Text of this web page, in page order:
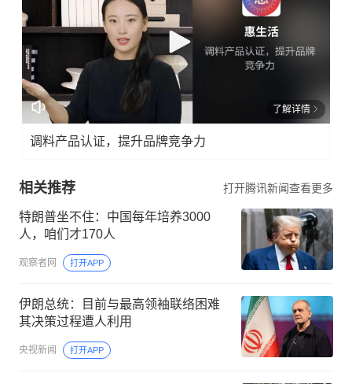
了解详情
调料产品认证，提升品牌竞争力
相关推荐 打开腾讯新闻查看更多
特朗普坐不住：中国每年培养3000
人，咱们才170人
观察者网 打开APP
伊朗总统：目前与最高领袖联络困难
其决策过程遭人利用
央视新闻 打开APP